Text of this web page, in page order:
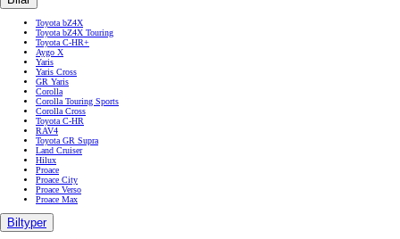
Toyota bZ4X
Toyota bZ4X Touring
Toyota C-HR+
Aygo X
Yaris
Yaris Cross
GR Yaris
Corolla
Corolla Touring Sports
Corolla Cross
Toyota C-HR
RAV4
Toyota GR Supra
Land Cruiser
Hilux
Proace
Proace City
Proace Verso
Proace Max
Biltyper